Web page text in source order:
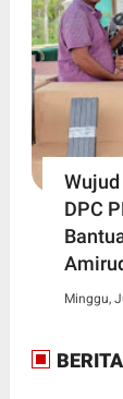
DPC
Minggu,